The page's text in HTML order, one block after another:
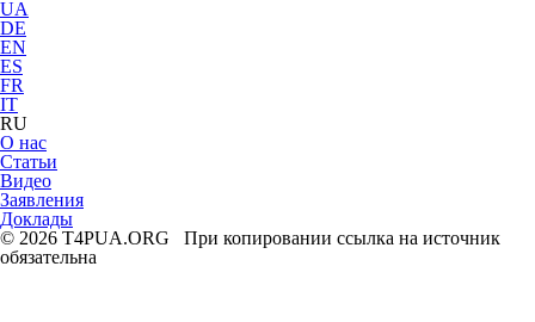
UA
DE
EN
ES
FR
IT
RU
О нас
Статьи
Видео
Заявления
Доклады
© 2026 T4PUA.ORG При копировании ссылка на источник
обязательна